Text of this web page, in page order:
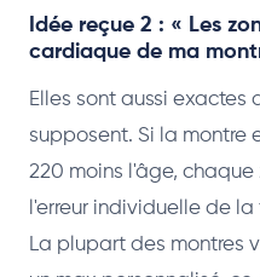
Idée reçue 2 : « Les
cardiaque de ma
Elles sont aussi exactes
supposent. Si la montre
220 moins l'âge,
l'erreur individuelle de
La plupart des montres